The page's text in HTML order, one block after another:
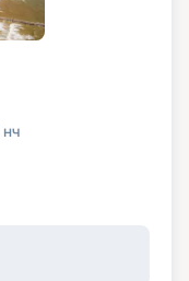
нч